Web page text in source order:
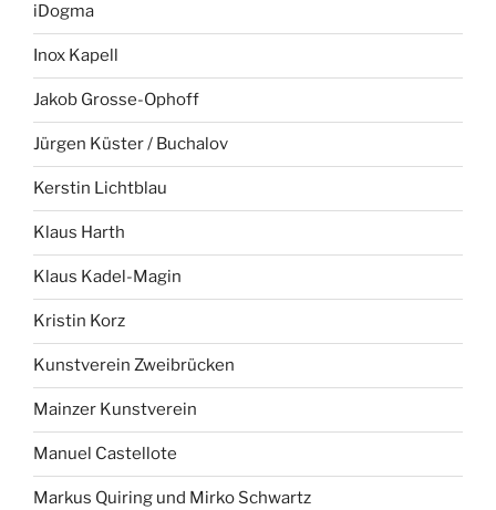
iDogma
Inox Kapell
Jakob Grosse-Ophoff
Jürgen Küster / Buchalov
Kerstin Lichtblau
Klaus Harth
Klaus Kadel-Magin
Kristin Korz
Kunstverein Zweibrücken
Mainzer Kunstverein
Manuel Castellote
Markus Quiring und Mirko Schwartz